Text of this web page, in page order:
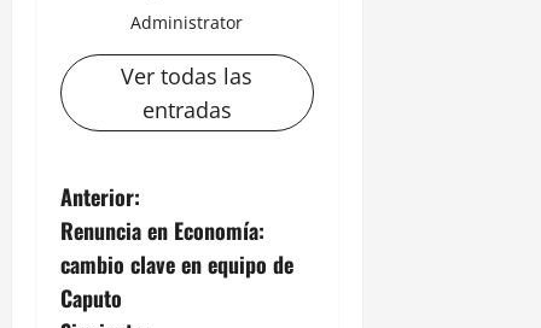
Administrator
Ver todas las
entradas
N
a
v
Anterior:
Renuncia en Economía:
cambio clave en equipo de
Caputo